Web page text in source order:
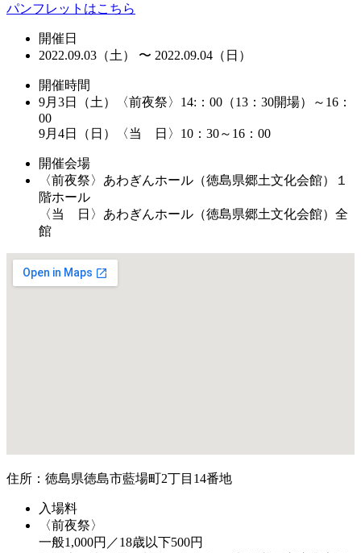
パンフレットはこちら
開催日
2022.09.03（土） 〜 2022.09.04（日）
開催時間
9月3日（土）〈前夜祭〉14:：00（13：30開場）～16：
00
9月4日（日）〈当 日〉10：30～16：00
開催会場
〈前夜祭〉あわぎんホール（徳島県郷土文化会館）１
階ホール
〈当 日〉あわぎんホール（徳島県郷土文化会館）全
館
住所：徳島県徳島市藍場町2丁目14番地
入場料
〈前夜祭〉
一般1,000円／18歳以下500円